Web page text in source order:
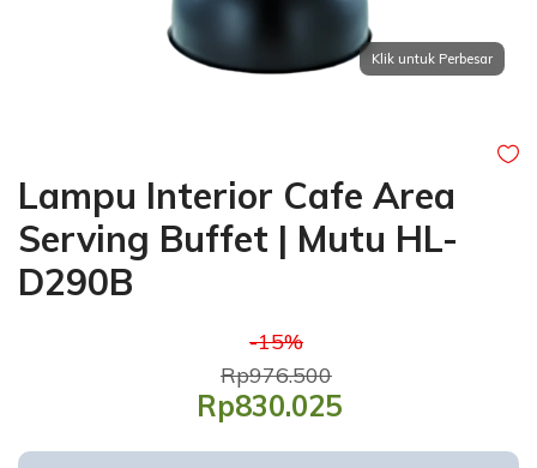
Lampu Interior Cafe Area
Serving Buffet | Mutu HL-
D290B
-15%
Rp976.500
Rp830.025